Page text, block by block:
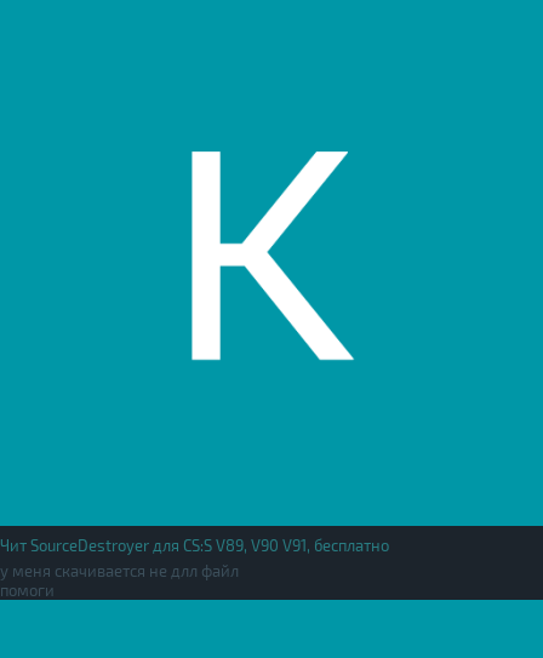
Чит SourceDestroyer для CS:S V89, V90 V91, бесплатно
у меня скачивается не длл файл
помоги